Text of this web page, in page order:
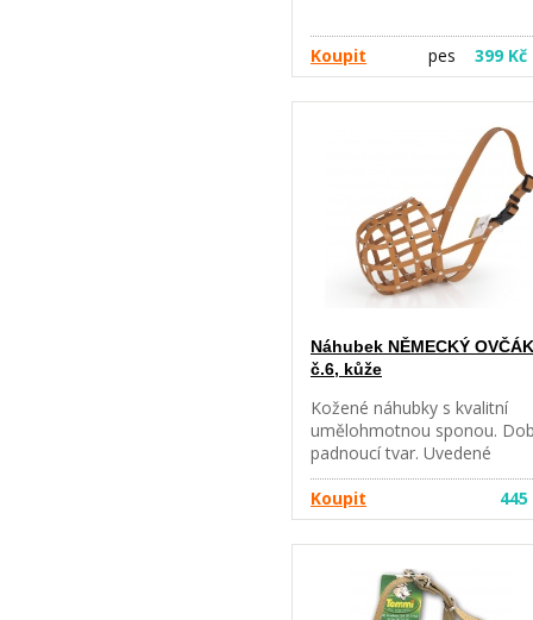
Koupit pes 399 Kč
Náhubek NĚMECKÝ OVČÁK
č.6, kůže
Kožené náhubky s kvalitní
umělohmotnou sponou.
padnoucí tvar. Uvedené
plemeno slouží pouze pro
orientaci ve velikostech,
náhubky doporučujeme
vyzkoušet.
Koupit 445